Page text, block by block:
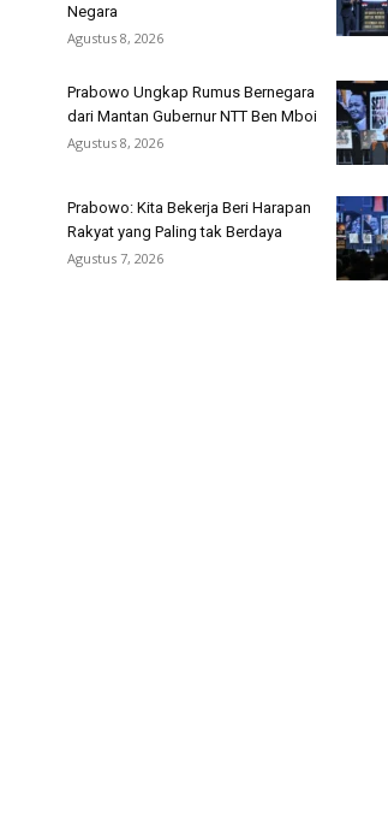
Negara
Agustus 8, 2026
Prabowo Ungkap Rumus Bernegara
dari Mantan Gubernur NTT Ben Mboi
Agustus 8, 2026
Prabowo: Kita Bekerja Beri Harapan
Rakyat yang Paling tak Berdaya
Agustus 7, 2026